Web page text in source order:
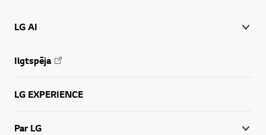
LG AI
Ilgtspēja
LG EXPERIENCE
Par LG